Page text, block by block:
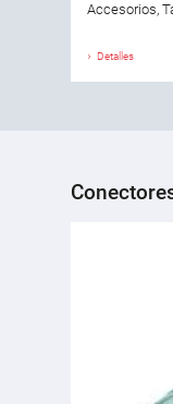
Accesorios,
Detalles